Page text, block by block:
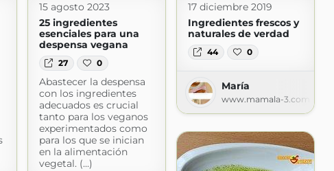
15 agosto 2023
25 ingredientes
esenciales para una
despensa vegana
27 0
Abastecer la despensa
con los ingredientes
adecuados es crucial
tanto para los veganos
experimentados como
para los que se inician
en la alimentación
vegetal. (...)
17 diciembre 2019
Ingredientes frescos y
naturales de verdad
44 0
María
www.mamala-3.com